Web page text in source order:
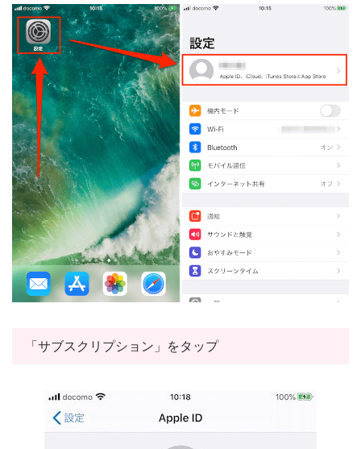
「サブスクリプション」をタップ